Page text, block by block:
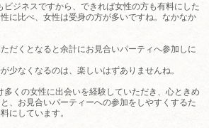
ジネスですから、できれば女性の方も有料にした
に比べ、女性は受身の方が多いですね。なかなか
だくとなると余計にお見合いパーティへ参加しに
少なくなるのは、楽しいはずありませんね。
くの女性に出会いを経験していただき、心ときめ
、お見合いパーティーへの参加をしやすくするた
にしています。